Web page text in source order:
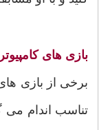
بازی های
برخی از بازی
تناسب اندام می